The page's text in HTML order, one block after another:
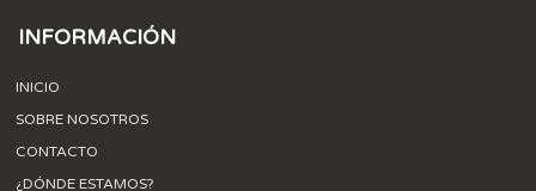
INFORMACIÓN
INICIO
SOBRE NOSOTROS
CONTACTO
¿DÓNDE ESTAMOS?